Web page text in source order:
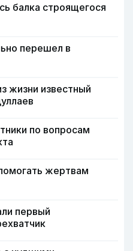
балка строящегося
перешел в
жизни известный
по вопросам
жертвам
первый